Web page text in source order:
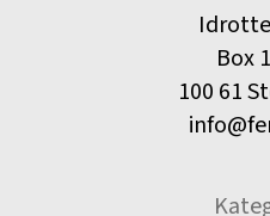
Box
100 61